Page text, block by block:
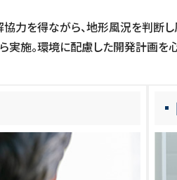
力を得ながら、地形風況を判断
施。環境に配慮した開発計画を